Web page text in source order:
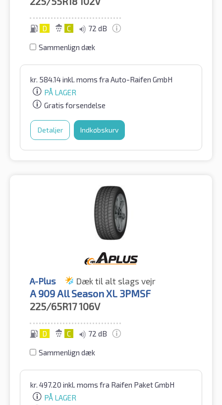
D C 72 dB
Sammenlign dæk
kr. 584.14inkl. moms fra Auto-Raifen GmbH
PÅ LAGER
Gratis forsendelse
Detaljer Indkøbskurv
A-Plus Dæk til alt slags vejr
A 909 All Season XL 3PMSF
225/65R17106V
D C 72 dB
Sammenlign dæk
kr. 497.20 inkl. moms fra Raifen Paket GmbH
PÅ LAGER